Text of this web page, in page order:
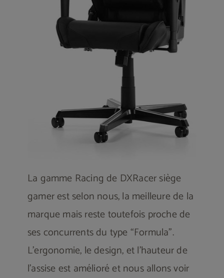
La gamme Racing de DXRacer siège
gamer est selon nous, la meilleure de la
marque mais reste toutefois proche de
ses concurrents du type “Formula”.
L’ergonomie, le design, et l’hauteur de
l’assise est amélioré et nous allons voir